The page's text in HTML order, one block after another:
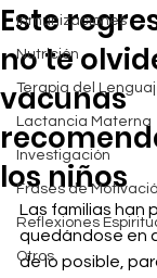
Inmunizaciones
Nutrición
Terapia del
Lactancia Materna
Investigación
Frases de
Reflexiones
Otros
Este
no te
vacunas
los niños
Las familias han
quedándose en
de lo posible,